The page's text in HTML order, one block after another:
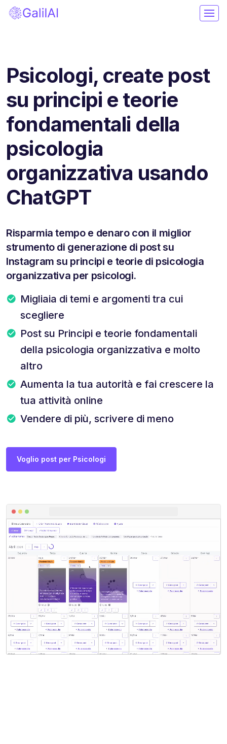
Psicologi, create post
su principi e teorie
fondamentali della
psicologia
organizzativa usando
ChatGPT
Risparmia tempo e denaro con il miglior
strumento di generazione di post su
Instagram su principi e teorie di psicologia
organizzativa per psicologi.
Migliaia di temi e argomenti tra cui
scegliere
Post su Principi e teorie fondamentali
della psicologia organizzativa e molto
altro
Aumenta la tua autorità e fai crescere la
tua attività online
Vendere di più, scrivere di meno
Voglio post per Psicologi